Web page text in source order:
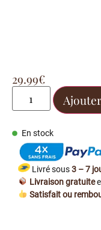
29.99€
En stock
Livré sous3 – 7
Livraison gratuite
Satisfait ou